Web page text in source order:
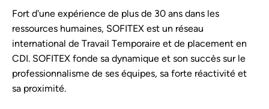
Fort d'une expérience de plus de 30 ans dans les
ressources humaines, SOFITEX est un réseau
international de Travail Temporaire et de placement en
CDI. SOFITEX fonde sa dynamique et son succès sur le
professionnalisme de ses équipes, sa forte réactivité et
sa proximité.